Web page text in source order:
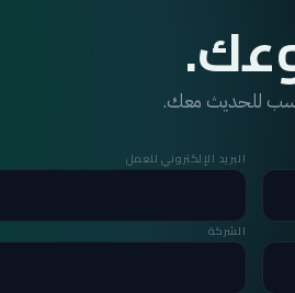
للحديث معك.
البريد الإلكتروني للعمل
الشركة